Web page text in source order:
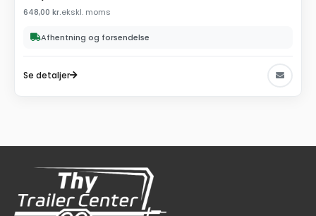
648,00 kr.ekskl. moms
Afhentning og forsendelse
Se detaljer